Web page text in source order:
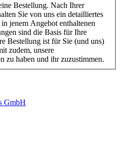
Bestellung. Nach Ihrer
Sie von uns ein detailliertes
jenem Angebot enthaltenen
sind die Basis für Ihre
Bestellung ist für Sie (und uns)
zudem, unsere
zu haben und ihr zuzustimmen.
GmbH